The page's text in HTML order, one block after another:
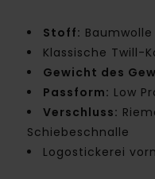
Stoff: Baumwolle
Klassische Twill-
Gewicht des
Passform: Low
Verschluss:
Schiebeschnalle
Logostickerei